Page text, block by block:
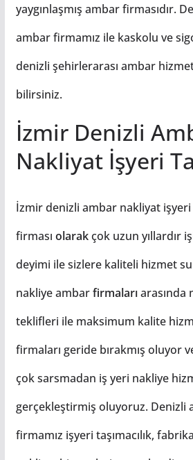
yaygınlaşmış ambar firmasıdır.
ambar firmamız ile kaskolu ve
denizli şehirlerarası ambar
bilirsiniz.
İzmir Denizli
Nakliyat İşyeri
İzmir denizli ambar nakliyat işyeri
firması olarakçok uzun yıllardır
deyimi ile sizlere kaliteli hizmet
nakliye ambarfirmalarıarasında
teklifleri ile maksimum kalite
firmaları geride bırakmış oluyor
çok sarsmadan iş yeri nakliye
gerçekleştirmiş oluyoruz. Denizli
firmamız işyeri taşımacılık,